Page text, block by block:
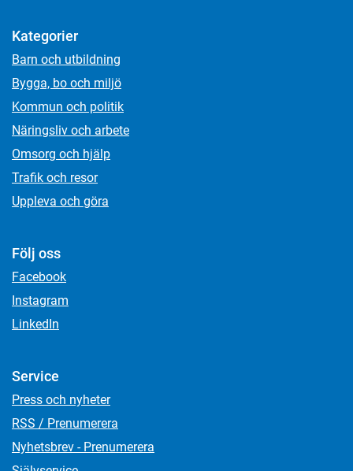
Kategorier
Barn och utbildning
Bygga, bo och miljö
Kommun och politik
Näringsliv och arbete
Omsorg och hjälp
Trafik och resor
Uppleva och göra
Följ oss
Facebook
Instagram
LinkedIn
Service
Press och nyheter
RSS / Prenumerera
Nyhetsbrev - Prenumerera